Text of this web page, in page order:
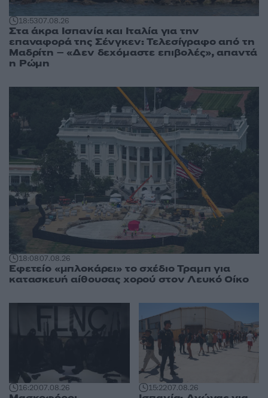
18:5307.08.26
Στα άκρα Ισπανία και Ιταλία για την
επαναφορά της Σένγκεν: Τελεσίγραφο από τη
Μαδρίτη – «Δεν δεχόμαστε επιβολές», απαντά
η Ρώμη
18:0807.08.26
Εφετείο «μπλοκάρει» το σχέδιο Τραμπ για
κατασκευή αίθουσας χορού στον Λευκό Οίκο
16:2007.08.26 15:2207.08.26